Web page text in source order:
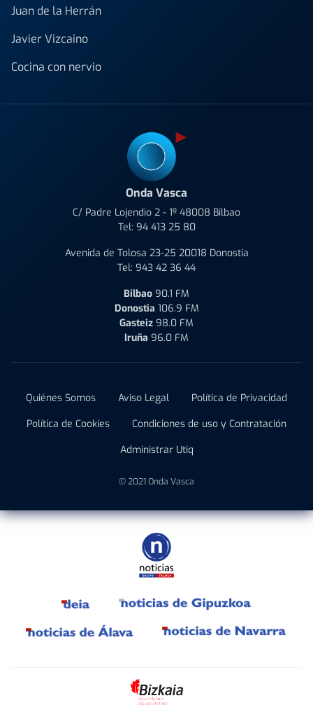
Juan de la Herrán
Javier Vizcaino
Cocina con nervio
Onda Vasca
C/ Padre Lojendio 2 - 1º 48008 Bilbao
Tel: 94 413 25 80
Avenida de Tolosa 23-25 20018 Donostia
Tel: 943 42 36 44
Bilbao 90.1 FM
Donostia 106.9 FM
Gasteiz 98.0 FM
Iruña 96.0 FM
Quiénes Somos Aviso Legal
Política de Privacidad
Política de Cookies
Condiciones de uso y Contratación
Administrar Utiq
© 2021 Onda Vasca